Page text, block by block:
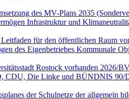
des MV-Plans 2035
Infrastruktur und
für den öffentlichen Raum
des Eigenbetriebes Kommunale
Rostock vorhanden 2026/
CDU, Die Linke und BÜNDNIS
der Schulnetze der allgemein